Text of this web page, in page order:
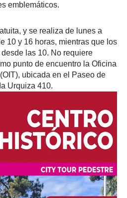
emblemáticos.
y se realiza de lunes a
10 y 16 horas, mientras que los
las 10. No requiere
punto de encuentro la Oficina
ubicada en el Paseo de
Urquiza 410.